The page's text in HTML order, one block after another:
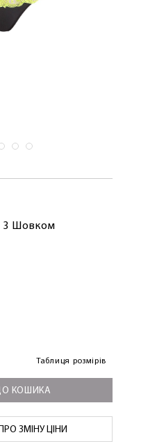
З Шовком
Таблиця розмірів
КОШИКА
ЗМІНУ ЦІНИ